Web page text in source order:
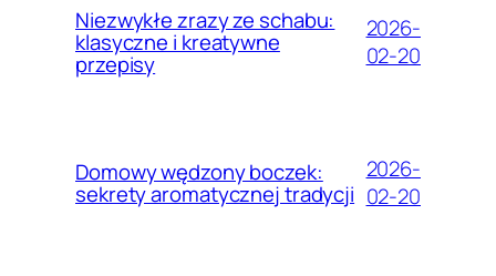
Niezwykłe zrazy ze schabu:
klasyczne i kreatywne
przepisy
2026-
02-20
Domowy wędzony boczek:
sekrety aromatycznej tradycji
2026-
02-20